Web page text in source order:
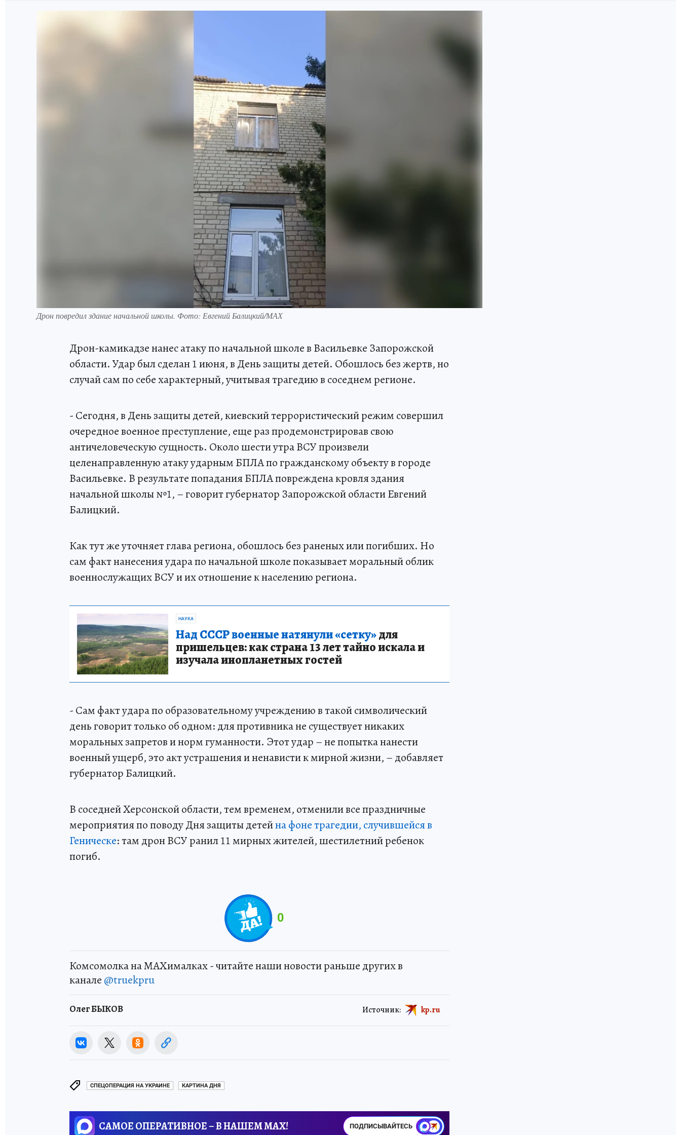
Дрон повредил здание начальной школы. Фото: Евгений Балицкий/МАХ
Дрон-камикадзе нанес атаку по начальной школе в Васильевке Запорожской
области. Удар был сделан 1 июня, в День защиты детей. Обошлось без жертв, но
случай сам по себе характерный, учитывая трагедию в соседнем регионе.
- Сегодня, в День защиты детей, киевский террористический режим совершил
очередное военное преступление, еще раз продемонстрировав свою
античеловеческую сущность. Около шести утра ВСУ произвели
целенаправленную атаку ударным БПЛА по гражданскому объекту в городе
Васильевке. В результате попадания БПЛА повреждена кровля здания
начальной школы №1, – говорит губернатор Запорожской области Евгений
Балицкий.
Как тут же уточняет глава региона, обошлось без раненых или погибших. Но
сам факт нанесения удара по начальной школе показывает моральный облик
военнослужащих ВСУ и их отношение к населению региона.
НАУКА
Над СССР военные натянули «сетку»для
пришельцев: как страна 13 лет тайно искала и
изучала инопланетных гостей
- Сам факт удара по образовательному учреждению в такой символический
день говорит только об одном: для противника не существует никаких
моральных запретов и норм гуманности. Этот удар – не попытка нанести
военный ущерб, это акт устрашения и ненависти к мирной жизни, – добавляет
губернатор Балицкий.
В соседней Херсонской области, тем временем, отменили все праздничные
мероприятия по поводу Дня защиты детейна фоне трагедии, случившейся в
Геническе: там дрон ВСУ ранил 11 мирных жителей, шестилетний ребенок
погиб.
0
Комсомолка на MAXималках - читайте наши новости раньше других в
канале @truekpru
Олег БЫКОВ Источник: kp.ru
СПЕЦОПЕРАЦИЯ НА УКРАИНЕ КАРТИНА ДНЯ
САМОЕ ОПЕРАТИВНОЕ – В НАШЕМ MAX! ПОДПИСЫВАЙТЕСЬ